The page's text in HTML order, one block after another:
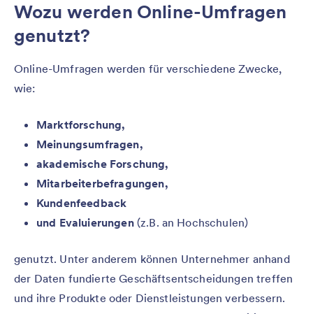
Wozu werden Online-Umfragen
genutzt?
Online-Umfragen werden für verschiedene Zwecke,
wie:
Marktforschung,
Meinungsumfragen,
akademische Forschung,
Mitarbeiterbefragungen,
Kundenfeedback
und Evaluierungen(z.B. an Hochschulen)
genutzt. Unter anderem können Unternehmer anhand
der Daten fundierte Geschäftsentscheidungen treffen
und ihre Produkte oder Dienstleistungen verbessern.